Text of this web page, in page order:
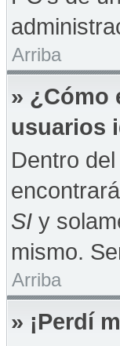
Arriba
» ¿Cómo
usuarios
Dentro
SI y
mismo.
Arriba
» ¡Perdí